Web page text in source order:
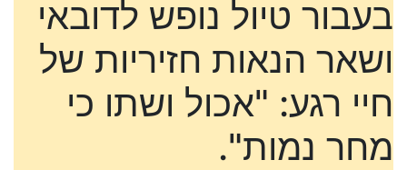
בעבור טיול נופש לדובאי
ושאר הנאות חזיריות של
חיי רגע: "אכול ושתו כי
מחר נמות".